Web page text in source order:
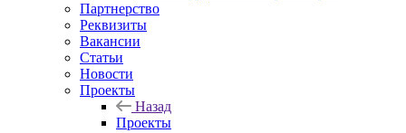
Партнерство
Реквизиты
Вакансии
Статьи
Новости
Проекты
Назад
Проекты